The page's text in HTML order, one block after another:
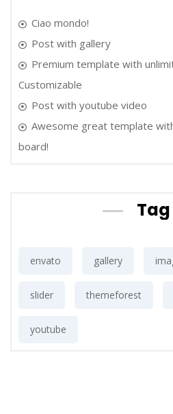
Ciao mondo!
Post with gallery
Premium template with
Customizable
Post with youtube video
Awesome great template
board!
Tag
envato gallery
slider themeforest
youtube